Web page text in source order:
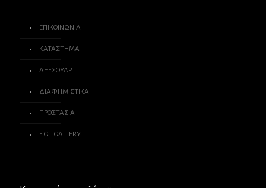
ΕΠΙΚΟΙΝΩΝΙΑ
ΚΑΤΑΣΤΗΜΑ
ΑΞΕΣΟΥΑΡ
ΔΙΑΦΗΜΙΣΤΙΚΑ
ΠΡΟΣΤΑΣΙΑ
FIGLI GALLERY